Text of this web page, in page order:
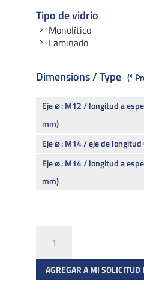
Tipo de vidrio
Monolítico
Laminado
Dimensions / Type *
Eje ⌀ : M12 / longitud a
mm)
Eje ⌀ : M14 / eje de
Eje ⌀ : M14 / longitud a
mm)
2003
cantidad
AGREGAR A MI SOLICITUD